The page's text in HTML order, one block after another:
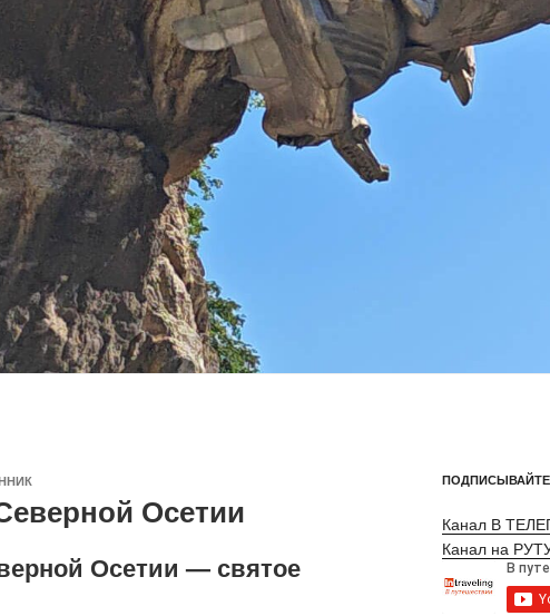
Осетии
Осетии — святое
Канал В
Канал на